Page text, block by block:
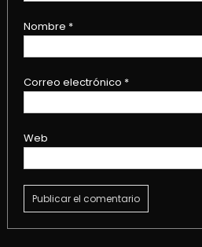
Nombre *
Correo electrónico *
Web